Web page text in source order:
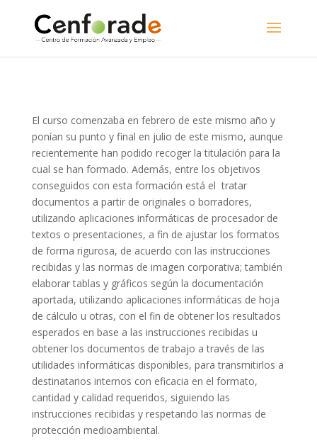
El curso comenzaba en febrero de este mismo año y
ponían su punto y final en julio de este mismo, aunque
recientemente han podido recoger la titulación para la
cual se han formado. Además, entre los objetivos
conseguidos con esta formación está el tratar
documentos a partir de originales o borradores,
utilizando aplicaciones informáticas de procesador de
textos o presentaciones, a fin de ajustar los formatos
de forma rigurosa, de acuerdo con las instrucciones
recibidas y las normas de imagen corporativa; también
elaborar tablas y gráficos según la documentación
aportada, utilizando aplicaciones informáticas de hoja
de cálculo u otras, con el fin de obtener los resultados
esperados en base a las instrucciones recibidas u
obtener los documentos de trabajo a través de las
utilidades informáticas disponibles, para transmitirlos a
destinatarios internos con eficacia en el formato,
cantidad y calidad requeridos, siguiendo las
instrucciones recibidas y respetando las normas de
protección medioambiental.